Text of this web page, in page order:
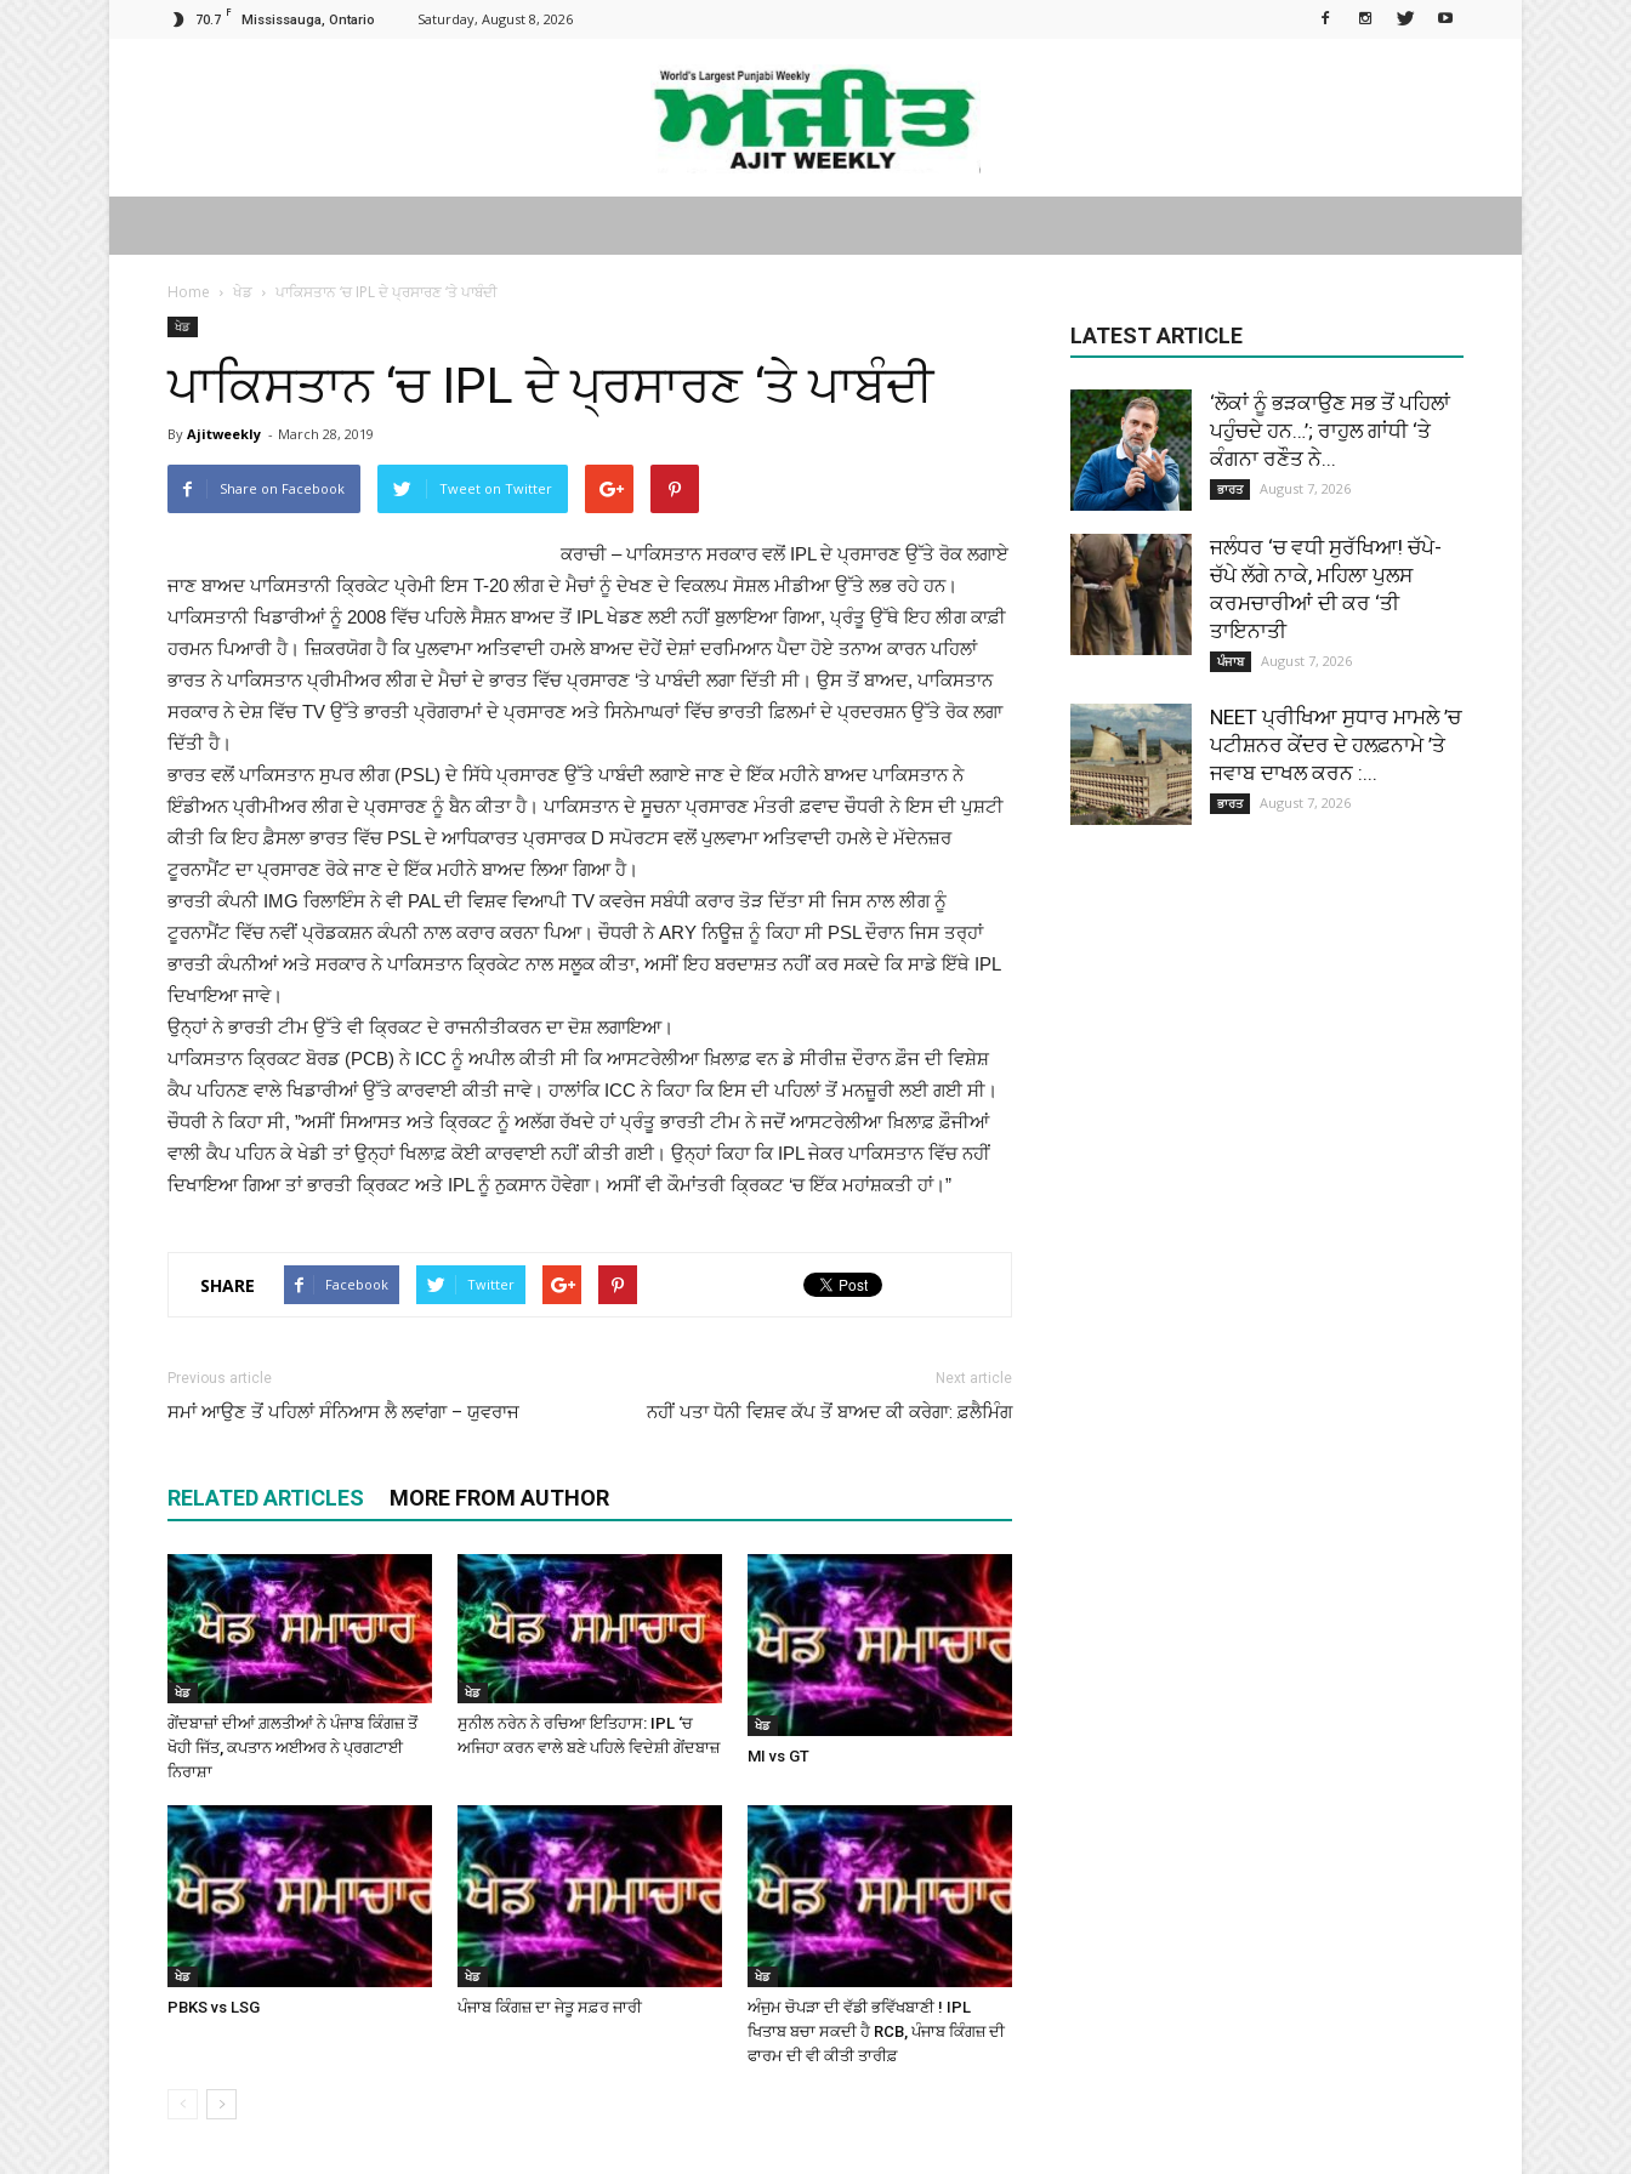
70.7 F
Mississauga, Ontario Saturday, August 8, 2026
Ajitweekly
Punjabi
News
(Ajit
Home ਖੇਡ ਪਾਕਿਸਤਾਨ ‘ਚ IPL ਦੇ ਪ੍ਰਸਾਰਣ ‘ਤੇ ਪਾਬੰਦੀ
ਖੇਡ
ਪਾਕਿਸਤਾਨ ‘ਚ IPL ਦੇ ਪ੍ਰਸਾਰਣ ‘ਤੇ ਪਾਬੰਦੀ
By Ajitweekly - March 28, 2019
Share on Facebook Tweet on Twitter
ਕਰਾਚੀ – ਪਾਕਿਸਤਾਨ ਸਰਕਾਰ ਵਲੋਂ IPL ਦੇ ਪ੍ਰਸਾਰਣ ਉੱਤੇ ਰੋਕ ਲਗਾਏ
ਜਾਣ ਬਾਅਦ ਪਾਕਿਸਤਾਨੀ ਕ੍ਰਿਕੇਟ ਪ੍ਰੇਮੀ ਇਸ T-20 ਲੀਗ ਦੇ ਮੈਚਾਂ ਨੂੰ ਦੇਖਣ ਦੇ ਵਿਕਲਪ ਸੋਸ਼ਲ ਮੀਡੀਆ ਉੱਤੇ ਲਭ ਰਹੇ ਹਨ।
ਪਾਕਿਸਤਾਨੀ ਖਿਡਾਰੀਆਂ ਨੂੰ 2008 ਵਿੱਚ ਪਹਿਲੇ ਸੈਸ਼ਨ ਬਾਅਦ ਤੋਂ IPL ਖੇਡਣ ਲਈ ਨਹੀਂ ਬੁਲਾਇਆ ਗਿਆ, ਪ੍ਰੰਤੂ ਉੱਥੇ ਇਹ ਲੀਗ ਕਾਫ਼ੀ
ਹਰਮਨ ਪਿਆਰੀ ਹੈ। ਜ਼ਿਕਰਯੋਗ ਹੈ ਕਿ ਪੁਲਵਾਮਾ ਅਤਿਵਾਦੀ ਹਮਲੇ ਬਾਅਦ ਦੋਹੇਂ ਦੇਸ਼ਾਂ ਦਰਮਿਆਨ ਪੈਦਾ ਹੋਏ ਤਨਾਅ ਕਾਰਨ ਪਹਿਲਾਂ
ਭਾਰਤ ਨੇ ਪਾਕਿਸਤਾਨ ਪ੍ਰੀਮੀਅਰ ਲੀਗ ਦੇ ਮੈਚਾਂ ਦੇ ਭਾਰਤ ਵਿੱਚ ਪ੍ਰਸਾਰਣ ‘ਤੇ ਪਾਬੰਦੀ ਲਗਾ ਦਿੱਤੀ ਸੀ। ਉਸ ਤੋਂ ਬਾਅਦ, ਪਾਕਿਸਤਾਨ
ਸਰਕਾਰ ਨੇ ਦੇਸ਼ ਵਿੱਚ TV ਉੱਤੇ ਭਾਰਤੀ ਪ੍ਰੋਗਰਾਮਾਂ ਦੇ ਪ੍ਰਸਾਰਣ ਅਤੇ ਸਿਨੇਮਾਘਰਾਂ ਵਿੱਚ ਭਾਰਤੀ ਫ਼ਿਲਮਾਂ ਦੇ ਪ੍ਰਦਰਸ਼ਨ ਉੱਤੇ ਰੋਕ ਲਗਾ
ਦਿੱਤੀ ਹੈ।
ਭਾਰਤ ਵਲੋਂ ਪਾਕਿਸਤਾਨ ਸੁਪਰ ਲੀਗ (PSL) ਦੇ ਸਿੱਧੇ ਪ੍ਰਸਾਰਣ ਉੱਤੇ ਪਾਬੰਦੀ ਲਗਾਏ ਜਾਣ ਦੇ ਇੱਕ ਮਹੀਨੇ ਬਾਅਦ ਪਾਕਿਸਤਾਨ ਨੇ
ਇੰਡੀਅਨ ਪ੍ਰੀਮੀਅਰ ਲੀਗ ਦੇ ਪ੍ਰਸਾਰਣ ਨੂੰ ਬੈਨ ਕੀਤਾ ਹੈ। ਪਾਕਿਸਤਾਨ ਦੇ ਸੂਚਨਾ ਪ੍ਰਸਾਰਣ ਮੰਤਰੀ ਫ਼ਵਾਦ ਚੌਧਰੀ ਨੇ ਇਸ ਦੀ ਪੁਸ਼ਟੀ
ਕੀਤੀ ਕਿ ਇਹ ਫ਼ੈਸਲਾ ਭਾਰਤ ਵਿੱਚ PSL ਦੇ ਆਧਿਕਾਰਤ ਪ੍ਰਸਾਰਕ D ਸਪੋਰਟਸ ਵਲੋਂ ਪੁਲਵਾਮਾ ਅਤਿਵਾਦੀ ਹਮਲੇ ਦੇ ਮੱਦੇਨਜ਼ਰ
ਟੂਰਨਾਮੈਂਟ ਦਾ ਪ੍ਰਸਾਰਣ ਰੋਕੇ ਜਾਣ ਦੇ ਇੱਕ ਮਹੀਨੇ ਬਾਅਦ ਲਿਆ ਗਿਆ ਹੈ।
ਭਾਰਤੀ ਕੰਪਨੀ IMG ਰਿਲਾਇੰਸ ਨੇ ਵੀ PAL ਦੀ ਵਿਸ਼ਵ ਵਿਆਪੀ TV ਕਵਰੇਜ ਸਬੰਧੀ ਕਰਾਰ ਤੋੜ ਦਿੱਤਾ ਸੀ ਜਿਸ ਨਾਲ ਲੀਗ ਨੂੰ
ਟੂਰਨਾਮੈਂਟ ਵਿੱਚ ਨਵੀਂ ਪ੍ਰੋਡਕਸ਼ਨ ਕੰਪਨੀ ਨਾਲ ਕਰਾਰ ਕਰਨਾ ਪਿਆ। ਚੌਧਰੀ ਨੇ ARY ਨਿਊਜ਼ ਨੂੰ ਕਿਹਾ ਸੀ PSL ਦੌਰਾਨ ਜਿਸ ਤਰ੍ਹਾਂ
ਭਾਰਤੀ ਕੰਪਨੀਆਂ ਅਤੇ ਸਰਕਾਰ ਨੇ ਪਾਕਿਸਤਾਨ ਕ੍ਰਿਕੇਟ ਨਾਲ ਸਲੂਕ ਕੀਤਾ, ਅਸੀਂ ਇਹ ਬਰਦਾਸ਼ਤ ਨਹੀਂ ਕਰ ਸਕਦੇ ਕਿ ਸਾਡੇ ਇੱਥੇ IPL
ਦਿਖਾਇਆ ਜਾਵੇ।
ਉਨ੍ਹਾਂ ਨੇ ਭਾਰਤੀ ਟੀਮ ਉੱਤੇ ਵੀ ਕ੍ਰਿਕਟ ਦੇ ਰਾਜਨੀਤੀਕਰਨ ਦਾ ਦੋਸ਼ ਲਗਾਇਆ।
ਪਾਕਿਸਤਾਨ ਕ੍ਰਿਕਟ ਬੋਰਡ (PCB) ਨੇ ICC ਨੂੰ ਅਪੀਲ ਕੀਤੀ ਸੀ ਕਿ ਆਸਟਰੇਲੀਆ ਖ਼ਿਲਾਫ਼ ਵਨ ਡੇ ਸੀਰੀਜ਼ ਦੌਰਾਨ ਫ਼ੌਜ ਦੀ ਵਿਸ਼ੇਸ਼
ਕੈਪ ਪਹਿਨਣ ਵਾਲੇ ਖਿਡਾਰੀਆਂ ਉੱਤੇ ਕਾਰਵਾਈ ਕੀਤੀ ਜਾਵੇ। ਹਾਲਾਂਕਿ ICC ਨੇ ਕਿਹਾ ਕਿ ਇਸ ਦੀ ਪਹਿਲਾਂ ਤੋਂ ਮਨਜ਼ੂਰੀ ਲਈ ਗਈ ਸੀ।
ਚੌਧਰੀ ਨੇ ਕਿਹਾ ਸੀ, ”ਅਸੀਂ ਸਿਆਸਤ ਅਤੇ ਕ੍ਰਿਕਟ ਨੂੰ ਅਲੱਗ ਰੱਖਦੇ ਹਾਂ ਪ੍ਰੰਤੂ ਭਾਰਤੀ ਟੀਮ ਨੇ ਜਦੋਂ ਆਸਟਰੇਲੀਆ ਖ਼ਿਲਾਫ਼ ਫ਼ੌਜੀਆਂ
ਵਾਲੀ ਕੈਪ ਪਹਿਨ ਕੇ ਖੇਡੀ ਤਾਂ ਉਨ੍ਹਾਂ ਖਿਲਾਫ਼ ਕੋਈ ਕਾਰਵਾਈ ਨਹੀਂ ਕੀਤੀ ਗਈ। ਉਨ੍ਹਾਂ ਕਿਹਾ ਕਿ IPL ਜੇਕਰ ਪਾਕਿਸਤਾਨ ਵਿੱਚ ਨਹੀਂ
ਦਿਖਾਇਆ ਗਿਆ ਤਾਂ ਭਾਰਤੀ ਕ੍ਰਿਕਟ ਅਤੇ IPL ਨੂੰ ਨੁਕਸਾਨ ਹੋਵੇਗਾ। ਅਸੀਂ ਵੀ ਕੌਮਾਂਤਰੀ ਕ੍ਰਿਕਟ ‘ਚ ਇੱਕ ਮਹਾਂਸ਼ਕਤੀ ਹਾਂ।”
SHARE Facebook Twitter
Previous article
ਸਮਾਂ ਆਉਣ ਤੋਂ ਪਹਿਲਾਂ ਸੰਨਿਆਸ ਲੈ ਲਵਾਂਗਾ – ਯੁਵਰਾਜ
Next article
ਨਹੀਂ ਪਤਾ ਧੋਨੀ ਵਿਸ਼ਵ ਕੱਪ ਤੋਂ ਬਾਅਦ ਕੀ ਕਰੇਗਾ: ਫ਼ਲੈਮਿੰਗ
RELATED ARTICLES MORE FROM AUTHOR
ਖੇਡ
ਗੇਂਦਬਾਜ਼ਾਂ ਦੀਆਂ ਗ਼ਲਤੀਆਂ ਨੇ ਪੰਜਾਬ ਕਿੰਗਜ਼ ਤੋਂ
ਖੋਹੀ ਜਿੱਤ, ਕਪਤਾਨ ਅਈਅਰ ਨੇ ਪ੍ਰਗਟਾਈ
ਨਿਰਾਸ਼ਾ
ਖੇਡ
ਸੁਨੀਲ ਨਰੇਨ ਨੇ ਰਚਿਆ ਇਤਿਹਾਸ: IPL ‘ਚ
ਅਜਿਹਾ ਕਰਨ ਵਾਲੇ ਬਣੇ ਪਹਿਲੇ ਵਿਦੇਸ਼ੀ ਗੇਂਦਬਾਜ਼
ਖੇਡ
MI vs GT
ਖੇਡ
PBKS vs LSG
ਖੇਡ
ਪੰਜਾਬ ਕਿੰਗਜ਼ ਦਾ ਜੇਤੂ ਸਫ਼ਰ ਜਾਰੀ
ਖੇਡ
ਅੰਜੁਮ ਚੋਪੜਾ ਦੀ ਵੱਡੀ ਭਵਿੱਖਬਾਣੀ ! IPL
ਖਿਤਾਬ ਬਚਾ ਸਕਦੀ ਹੈ RCB, ਪੰਜਾਬ ਕਿੰਗਜ਼ ਦੀ
ਫਾਰਮ ਦੀ ਵੀ ਕੀਤੀ ਤਾਰੀਫ਼
LATEST ARTICLE
‘ਲੋਕਾਂ ਨੂੰ ਭੜਕਾਉਣ ਸਭ ਤੋਂ ਪਹਿਲਾਂ
ਪਹੁੰਚਦੇ ਹਨ…’; ਰਾਹੁਲ ਗਾਂਧੀ ‘ਤੇ
ਕੰਗਨਾ ਰਣੌਤ ਨੇ...
ਭਾਰਤ August 7, 2026
ਜਲੰਧਰ ‘ਚ ਵਧੀ ਸੁਰੱਖਿਆ! ਚੱਪੇ-
ਚੱਪੇ ਲੱਗੇ ਨਾਕੇ, ਮਹਿਲਾ ਪੁਲਸ
ਕਰਮਚਾਰੀਆਂ ਦੀ ਕਰ ‘ਤੀ
ਤਾਇਨਾਤੀ
ਪੰਜਾਬ August 7, 2026
NEET ਪ੍ਰੀਖਿਆ ਸੁਧਾਰ ਮਾਮਲੇ ’ਚ
ਪਟੀਸ਼ਨਰ ਕੇਂਦਰ ਦੇ ਹਲਫ਼ਨਾਮੇ ’ਤੇ
ਜਵਾਬ ਦਾਖਲ ਕਰਨ :...
ਭਾਰਤ August 7, 2026